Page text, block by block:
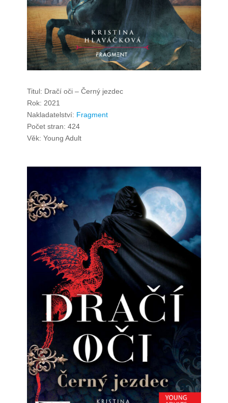
Titul: Dračí oči – Černý jezdec
Rok: 2021
Nakladatelství: Fragment
Počet stran: 424
Věk: Young Adult